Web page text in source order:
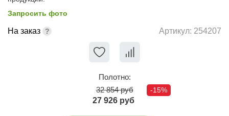
Запросить фото
На заказ Артикул: 254207
Полотно:
32 854 руб
-15%
27 926 руб